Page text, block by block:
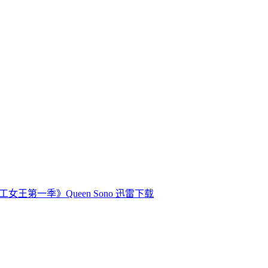
女王第一季》Queen Sono 迅雷下载